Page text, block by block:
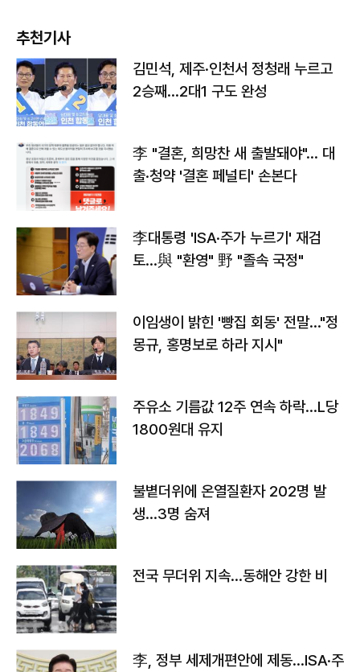
추천기사
김민석, 제주·인천서 정청래 누르고
2승째…2대1 구도 완성
李 "결혼, 희망찬 새 출발돼야"… 대
출·청약 '결혼 페널티' 손본다
李대통령 'ISA·주가 누르기' 재검
토…與 "환영" 野 "졸속 국정"
이임생이 밝힌 '빵집 회동' 전말…"정
몽규, 홍명보로 하라 지시"
주유소 기름값 12주 연속 하락…L당
1800원대 유지
불볕더위에 온열질환자 202명 발
생…3명 숨져
전국 무더위 지속…동해안 강한 비
李, 정부 세제개편안에 제동…ISA·주